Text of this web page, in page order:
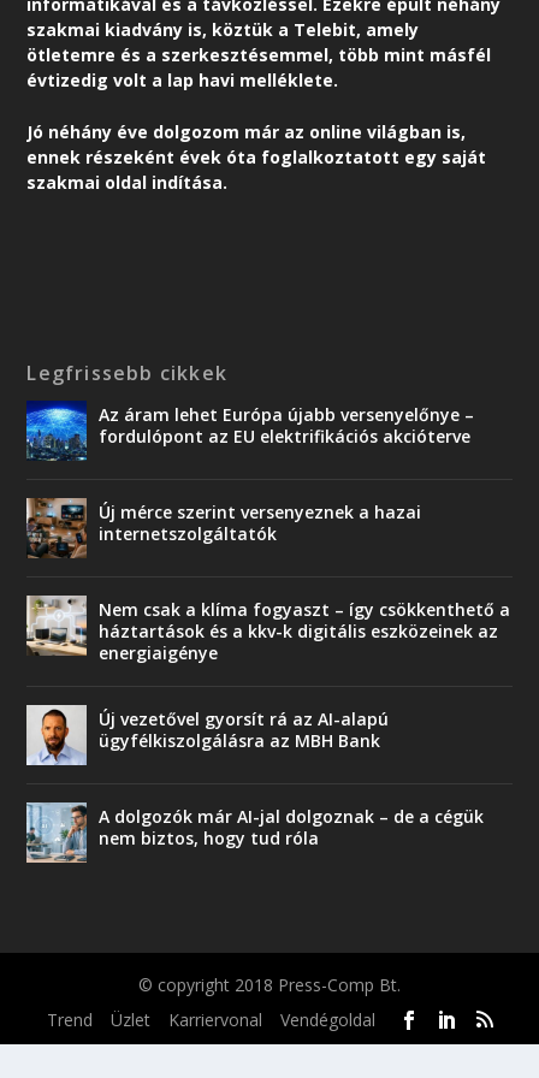
szakmai kiadvány is, köztük a Telebit, amely
ötletemre és a szerkesztésemmel, több mint másfél
évtizedig volt a lap havi melléklete.
Jó néhány éve dolgozom már az online világban is,
ennek részeként évek óta foglalkoztatott egy saját
szakmai oldal indítása.
Legfrissebb cikkek
Az áram lehet Európa újabb versenyelőnye –
fordulópont az EU elektrifikációs akcióterve
Új mérce szerint versenyeznek a hazai
internetszolgáltatók
Nem csak a klíma fogyaszt – így csökkenthető a
háztartások és a kkv-k digitális eszközeinek az
energiaigénye
Új vezetővel gyorsít rá az AI-alapú
ügyfélkiszolgálásra az MBH Bank
A dolgozók már AI-jal dolgoznak – de a cégük
nem biztos, hogy tud róla
© copyright 2018 Press-Comp Bt.
Trend
Üzlet Karriervonal Vendégoldal